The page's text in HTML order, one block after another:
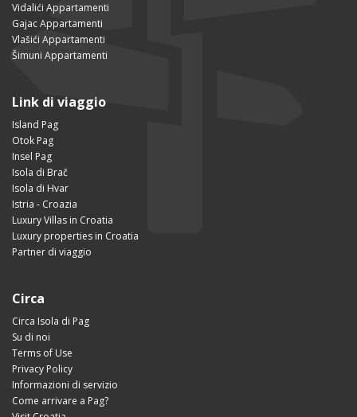
Vidalići Appartamenti
Gajac Appartamenti
Vlašići Appartamenti
Šimuni Appartamenti
Link di viaggio
Island Pag
Otok Pag
Insel Pag
Isola di Brač
Isola di Hvar
Istria - Croazia
Luxury Villas in Croatia
Luxury properties in Croatia
Partner di viaggio
Circa
Circa Isola di Pag
Su di noi
Terms of Use
Privacy Policy
Informazioni di servizio
Come arrivare a Pag?